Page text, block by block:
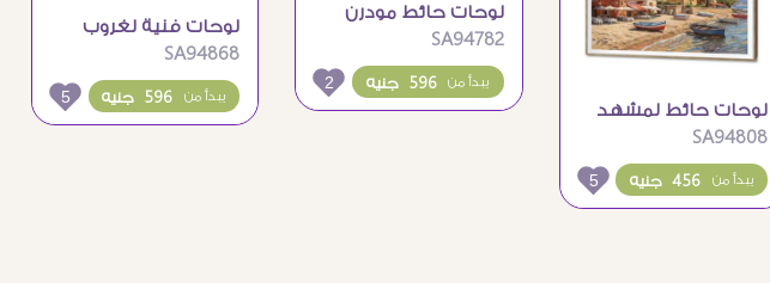
لوحات فنية لغروب
الشمس الساحر على
البحر
SA94868
596 جنيه يبدأ من 5
لوحات حائط لمشهد
قرية ساحلية على
البحر
SA94808
456 جنيه يبدأ من 5
لوحات حائط مودرن
لمنظر طبيعي للبحيرة
والجسر
SA94782
596 جنيه يبدأ من 2